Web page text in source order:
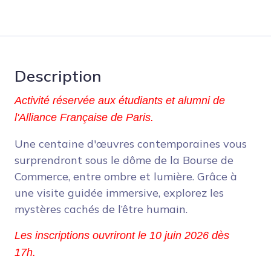
Description
Activité réservée aux étudiants et alumni de
l'Alliance Française de Paris.
Une centaine d'œuvres contemporaines vous
surprendront sous le dôme de la Bourse de
Commerce, entre ombre et lumière. Grâce à
une visite guidée immersive, explorez les
mystères cachés de l’être humain.
Les inscriptions ouvriront le 10 juin 2026 dès
17h.